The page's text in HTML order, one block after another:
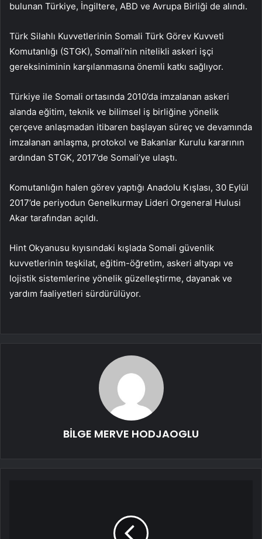
bulunan Türkiye, İngiltere, ABD ve Avrupa Birliği de alındı.
Türk Silahlı Kuvvetlerinin Somali Türk Görev Kuvveti
Komutanlığı (STGK), Somali’nin nitelikli askeri işçi
gereksiniminin karşılanmasına önemli katkı sağlıyor.
Türkiye ile Somali ortasında 2010’da imzalanan askeri
alanda eğitim, teknik ve bilimsel iş birliğine yönelik
çerçeve anlaşmadan itibaren başlayan süreç ve devamında
imzalanan anlaşma, protokol ve Bakanlar Kurulu kararının
ardından STGK, 2017’de Somali’ye ulaştı.
Komutanlığın halen görev yaptığı Anadolu Kışlası, 30 Eylül
2017’de periyodun Genelkurmay Lideri Orgeneral Hulusi
Akar tarafından açıldı.
Hint Okyanusu kıyısındaki kışlada Somali güvenlik
kuvvetlerinin teşkilat, eğitim-öğretim, askeri altyapı ve
lojistik sistemlerine yönelik güzelleştirme, dayanak ve
yardım faaliyetleri sürdürülüyor.
BİLGE MERVE HODJAOGLU